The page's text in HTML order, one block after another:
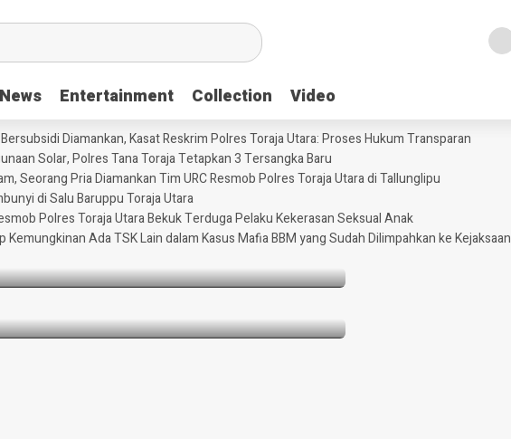
News Entertainment Collection Video
News Entertainment Collection Video
Diamankan, Kasat Reskrim Polres Toraja Utara: Proses Hukum Transparan
Solar, Polres Tana Toraja Tetapkan 3 Tersangka Baru
Seorang Pria Diamankan Tim URC Resmob Polres Toraja Utara di Tallunglipu
di Salu Baruppu Toraja Utara
Polres Toraja Utara Bekuk Terduga Pelaku Kekerasan Seksual Anak
Ada TSK Lain dalam Kasus Mafia BBM yang Sudah Dilimpahkan ke Kejaksaan
Bersubsidi Diamankan, Kasat Reskrim
Transparan
di Salu Baruppu Toraja Utara